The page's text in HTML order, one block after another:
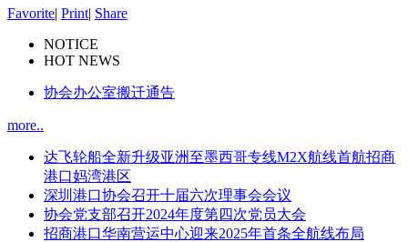
Favorite| Print| Share
NOTICE
HOT NEWS
协会办公室搬迁通告
more..
达飞轮船全新升级亚洲至墨西哥专线M2X航线首航招商
港口妈湾港区
深圳港口协会召开十届六次理事会会议
协会党支部召开2024年度第四次党员大会
招商港口华南营运中心迎来2025年首条全航线布局